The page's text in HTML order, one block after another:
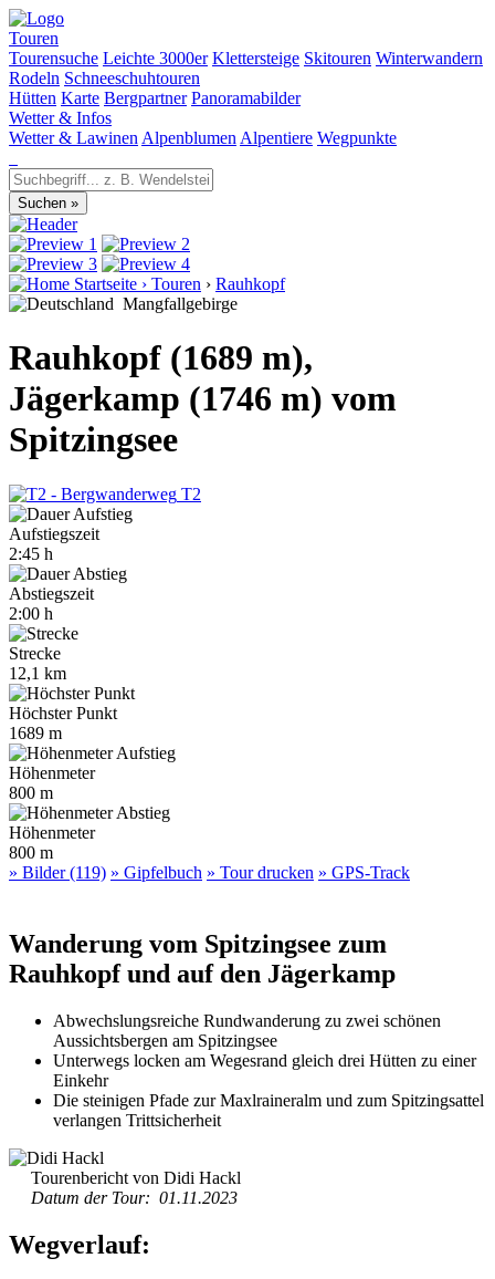
Touren
Tourensuche Leichte 3000er Klettersteige Skitouren Winterwandern
Rodeln Schneeschuhtouren
Hütten Karte Bergpartner Panoramabilder
Wetter & Infos
Wetter & Lawinen Alpenblumen Alpentiere Wegpunkte
Startseite › Touren › Rauhkopf
Mangfallgebirge
Rauhkopf (1689 m),
Jägerkamp (1746 m) vom
Spitzingsee
T2
Aufstiegszeit
2:45 h
Abstiegszeit
2:00 h
Strecke
12,1 km
Höchster Punkt
1689 m
Höhenmeter
800 m
Höhenmeter
800 m
» Bilder (119) » Gipfelbuch » Tour drucken » GPS-Track
Wanderung vom Spitzingsee zum
Rauhkopf und auf den Jägerkamp
Abwechslungsreiche Rundwanderung zu zwei schönen
Aussichtsbergen am Spitzingsee
Unterwegs locken am Wegesrand gleich drei Hütten zu einer
Einkehr
Die steinigen Pfade zur Maxlraineralm und zum Spitzingsattel
verlangen Trittsicherheit
Tourenbericht von Didi Hackl
Datum der Tour: 01.11.2023
Wegverlauf: